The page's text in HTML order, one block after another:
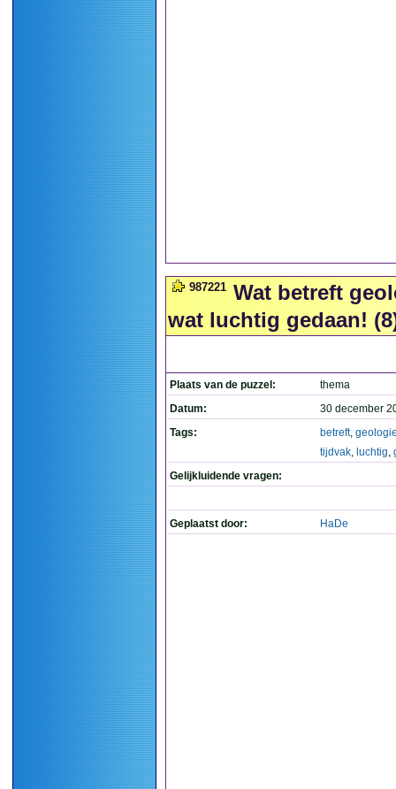
987221 Wat betreft
wat luchtig gedaan!
Plaats van de puzzel:
thema
Datum:
30 december
Tags:
betreft,
tijdvak, luchtig,
Gelijkluidende vragen:
Geplaatst door: HaDe